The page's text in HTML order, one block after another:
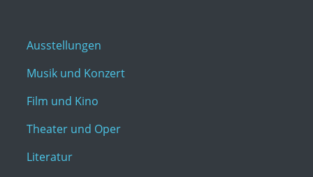
Ausstellungen
Musik und Konzert
Film und Kino
Theater und Oper
Literatur